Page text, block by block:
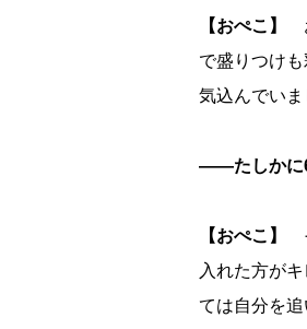
【おぺこ】
で盛りつけ
気込んでいま
――たしかに6
【おぺこ】
入れた方が
ては自分を